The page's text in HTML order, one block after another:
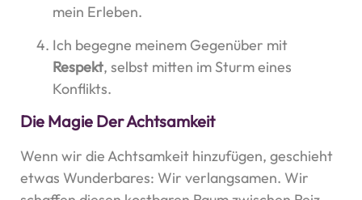
mein Erleben.
Ich begegne meinem Gegenüber mit
Respekt, selbst mitten im Sturm eines
Konflikts.
Die Magie Der Achtsamkeit
Wenn wir die Achtsamkeit hinzufügen, geschieht
etwas Wunderbares: Wir verlangsamen. Wir